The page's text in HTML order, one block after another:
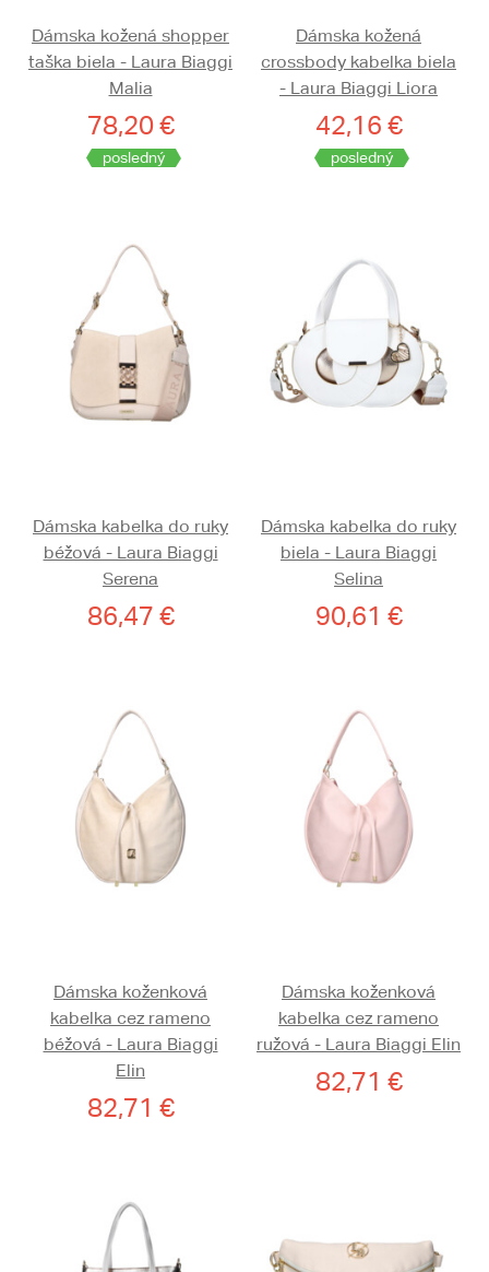
Dámska kožená shopper
taška biela - Laura Biaggi
Malia
78,20 €
posledný
Dámska kožená
crossbody kabelka biela
- Laura Biaggi Liora
42,16 €
posledný
Dámska kabelka do ruky
béžová - Laura Biaggi
Serena
86,47 €
Dámska kabelka do ruky
biela - Laura Biaggi
Selina
90,61 €
Dámska koženková
kabelka cez rameno
béžová - Laura Biaggi
Elin
82,71 €
Dámska koženková
kabelka cez rameno
ružová - Laura Biaggi Elin
82,71 €